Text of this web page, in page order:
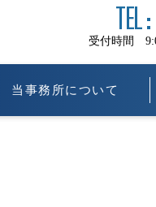
TEL
受付時間
当事務所について